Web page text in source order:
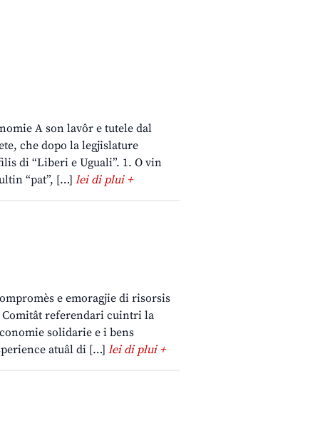
A son lavôr e tutele dal
che dopo la legjislature
di “Liberi e Uguali”. 1. O vin
“pat”, […] lei di plui +
e emoragjie di risorsis
Comitât referendari cuintri la
solidarie e i bens
atuâl di […] lei di plui +